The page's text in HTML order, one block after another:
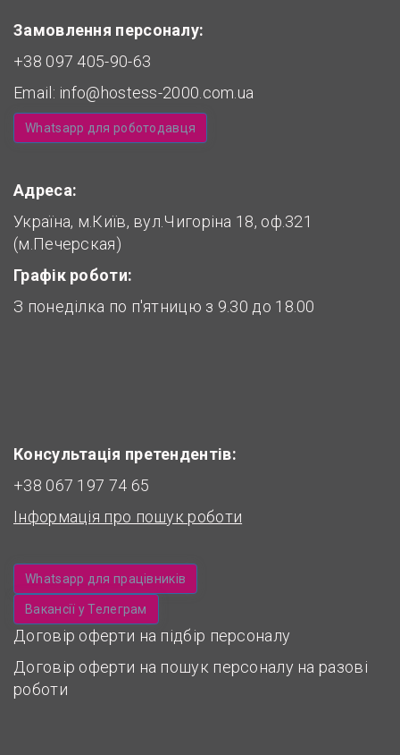
Замовлення персоналу:
+38 097 405-90-63
Email: info@hostess-2000.com.ua
Whatsapp для роботодавця
Адреса:
Україна, м.Київ, вул.Чигоріна 18, оф.321
(м.Печерская)
Графік роботи:
З понеділка по п'ятницю з 9.30 до 18.00
Консультація претендентів:
+38 067 197 74 65
Інформація про пошук роботи
Whatsapp для працівників
Вакансії у Телеграм
Договір оферти на підбір персоналу
Договір оферти на пошук персоналу на разові
роботи